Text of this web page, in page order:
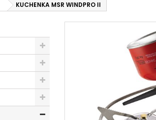
KUCHENKA MSR WINDPRO II